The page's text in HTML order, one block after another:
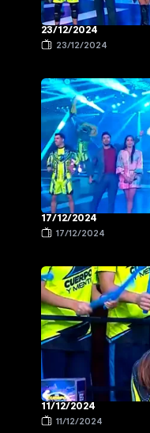
23/12/2024
23/12/2024
17/12/2024
17/12/2024
11/12/2024
11/12/2024